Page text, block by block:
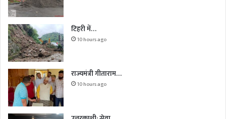
टिहरी में…
10 hours ago
राज्यमंत्री गीताराम…
10 hours ago